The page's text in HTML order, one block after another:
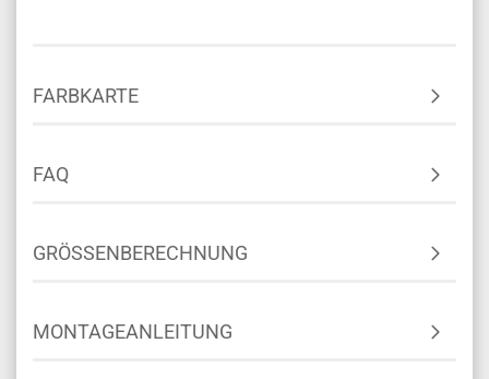
FARBKARTE
FAQ
GRÖSSENBERECHNUNG
MONTAGEANLEITUNG